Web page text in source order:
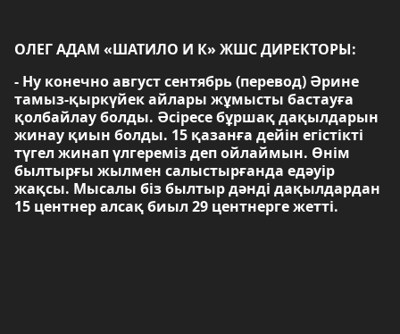
ОЛЕГ АДАМ «ШАТИЛО И К» ЖШС ДИРЕКТОРЫ:
- Ну конечно август сентябрь (перевод) Әрине
тамыз-қыркүйек айлары жұмысты бастауға
қолбайлау болды. Әсіресе бұршақ дақылдарын
жинау қиын болды. 15 қазанға дейін егістікті
түгел жинап үлгереміз деп ойлаймын. Өнім
былтырғы жылмен салыстырғанда едәуір
жақсы. Мысалы біз былтыр дәнді дақылдардан
15 центнер алсақ биыл 29 центнерге жетті.